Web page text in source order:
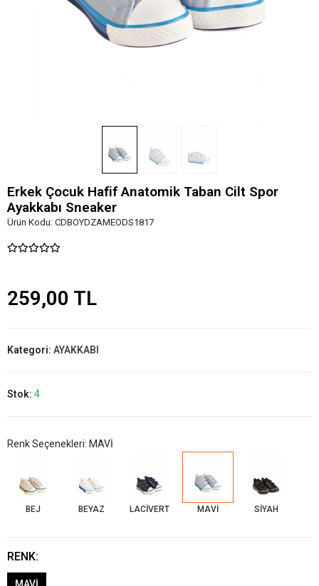
Erkek Çocuk Hafif Anatomik Taban Cilt Spor
Ayakkabı Sneaker
Ürün Kodu: CDBOYDZAMEODS1817
259,00 TL
Kategori: AYAKKABI
Stok: 4
Renk Seçenekleri: MAVİ
BEJ BEYAZ LACİVERT MAVİ SİYAH
RENK:
MAVİ